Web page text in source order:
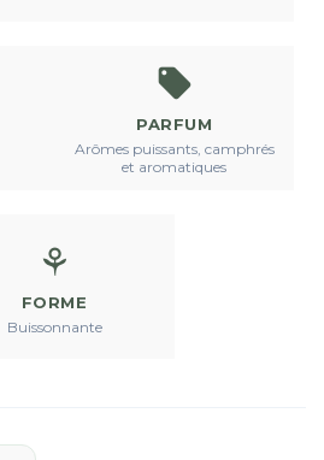

PARFUM
Arômes puissants, camphrés
et aromatiques
⚘
FORME
Buissonnante